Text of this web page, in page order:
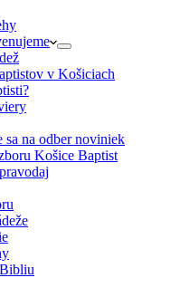
v Košiciach
sa na odber noviniek
Košice Baptist